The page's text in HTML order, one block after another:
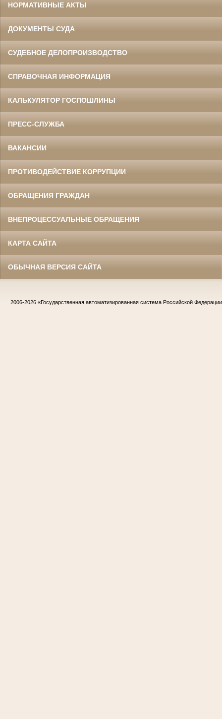
НОРМАТИВНЫЕ АКТЫ
ДОКУМЕНТЫ СУДА
СУДЕБНОЕ ДЕЛОПРОИЗВОДСТВО
СПРАВОЧНАЯ ИНФОРМАЦИЯ
КАЛЬКУЛЯТОР ГОСПОШЛИНЫ
ПРЕСС-СЛУЖБА
ВАКАНСИИ
ПРОТИВОДЕЙСТВИЕ КОРРУПЦИИ
ОБРАЩЕНИЯ ГРАЖДАН
ВНЕПРОЦЕССУАЛЬНЫЕ ОБРАЩЕНИЯ
КАРТА САЙТА
ОБЫЧНАЯ ВЕРСИЯ САЙТА
2006-2026 «Государственная автоматизированная система Российской